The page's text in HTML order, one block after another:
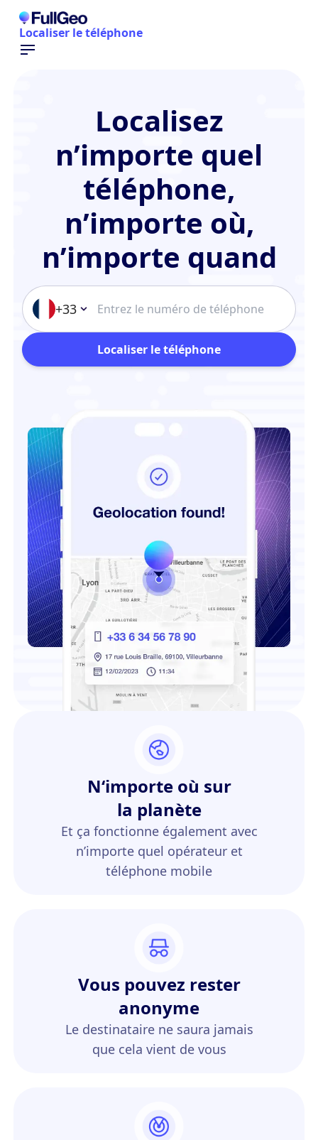
Localiser le téléphone
Localisez
n’importe quel
téléphone,
n’importe où,
n’importe quand
+33
Localiser le téléphone
N‘importe où sur
la planète
Et ça fonctionne également avec
n’importe quel opérateur et
téléphone mobile
Vous pouvez rester
anonyme
Le destinataire ne saura jamais
que cela vient de vous